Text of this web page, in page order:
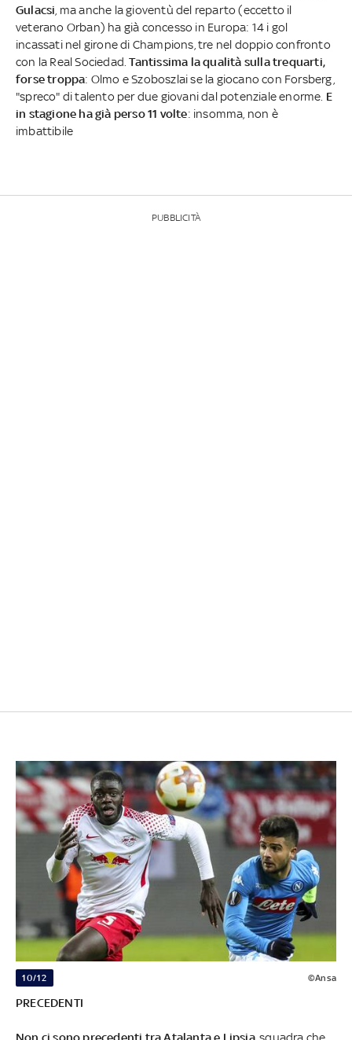
Gulacsi , ma anche la gioventù del reparto (eccetto il
veterano Orban) ha già concesso in Europa: 14 i gol
incassati nel girone di Champions, tre nel doppio confronto
con la Real Sociedad.Tantissima la qualità sulla trequarti,
forse troppa: Olmo e Szoboszlai se la giocano con Forsberg,
"spreco" di talento per due giovani dal potenziale enorme. E
in stagione ha già perso 11 volte: insomma, non è
imbattibile
PUBBLICITÀ
10/12 ©Ansa
PRECEDENTI
Non ci sono precedenti tra Atalanta e Lipsia, squadra che